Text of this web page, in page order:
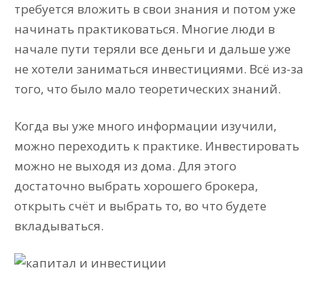
требуется вложить в свои знания и потом уже
начинать практиковаться. Многие люди в
начале пути теряли все деньги и дальше уже
не хотели заниматься инвестициями. Всё из-за
того, что было мало теоретических знаний.
Когда вы уже много информации изучили,
можно переходить к практике. Инвестировать
можно не выходя из дома. Для этого
достаточно выбрать хорошего брокера,
открыть счёт и выбрать то, во что будете
вкладываться.